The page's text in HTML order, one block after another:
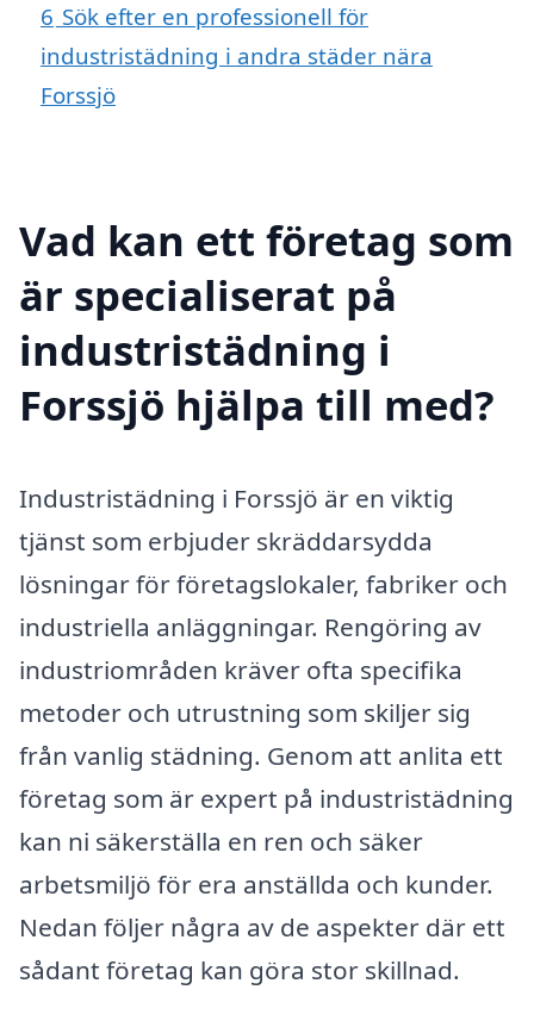
6 Sök efter en professionell för
industristädning i andra städer nära
Forssjö
Vad kan ett företag som
är specialiserat på
industristädning i
Forssjö hjälpa till med?
Industristädning i Forssjö är en viktig
tjänst som erbjuder skräddarsydda
lösningar för företagslokaler, fabriker och
industriella anläggningar. Rengöring av
industriområden kräver ofta specifika
metoder och utrustning som skiljer sig
från vanlig städning. Genom att anlita ett
företag som är expert på industristädning
kan ni säkerställa en ren och säker
arbetsmiljö för era anställda och kunder.
Nedan följer några av de aspekter där ett
sådant företag kan göra stor skillnad.